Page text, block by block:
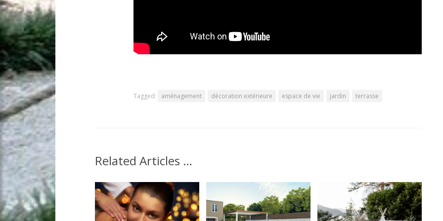
Tagged: aménagement décoration extérieure espace de vie jardin terrasse
Related Articles …